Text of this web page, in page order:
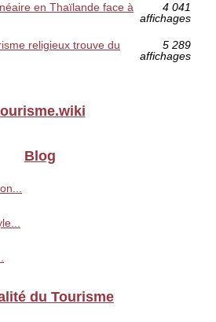
en Thaïlande face à
4 041
affichages
religieux trouve du
5 289
affichages
Blog
du Tourisme